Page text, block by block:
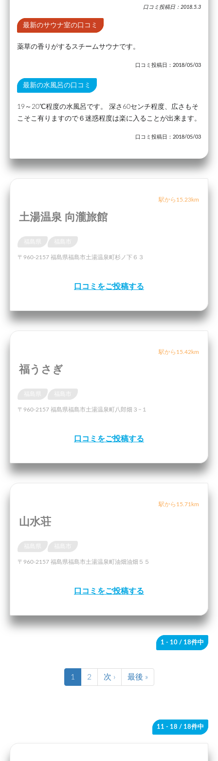
口コミ投稿日：2018.5.3
最新のサウナ室の口コミ
薬草の香りがするスチームサウナです。
口コミ投稿日：2018/05/03
最新の水風呂の口コミ
19～20℃程度の水風呂です。 深さ60センチ程度、広さもそ
こそこ有りますので６迷惑程度は楽に入ることが出来ます。
口コミ投稿日：2018/05/03
駅から15.23km
土湯温泉 向瀧旅館
〒960-2157 福島県福島市土湯温泉町杉ノ下６３
口コミをご投稿する
駅から15.42km
福うさぎ
〒960-2157 福島県福島市土湯温泉町八郎畑３−１
口コミをご投稿する
駅から15.71km
山水荘
〒960-2157 福島県福島市土湯温泉町油畑油畑５５
口コミをご投稿する
1 - 10 / 18件中
1 2 次 › 最後 »
11 - 18 / 18件中